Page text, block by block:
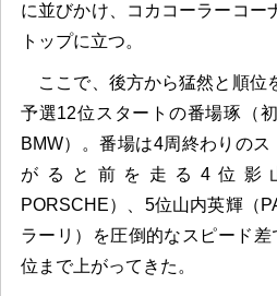
に並びかけ、コカコーラーコー
トップに立つ。
ここで、後方から猛然と順位
予選12位スタートの番場琢（
BMW）。番場は4周終わりの
がると前を走る4位影
PORSCHE）、5位山内英輝（
ラーリ）を圧倒的なスピード
位まで上がってきた。